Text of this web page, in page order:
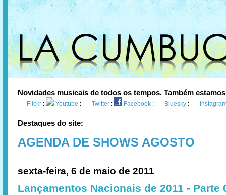
Novidades musicais de todos os tempos. Também
Flickr : Youtube : Twitter : Facebook : Bluesky :
Destaques do site:
AGENDA DE SHOWS AGOSTO
sexta-feira, 6 de maio de 2011
Lançamentos Nacionais de 2011 - Parte